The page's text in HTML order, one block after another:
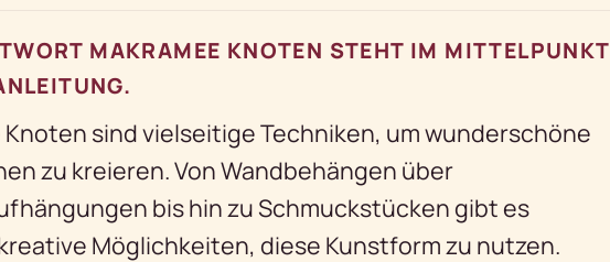
MAKRAMEE KNOTEN STEHT IM MITTELPUNKT
Knoten sind vielseitige Techniken, um wunderschöne
zu kreieren. Von Wandbehängen über
bis hin zu Schmuckstücken gibt es
Möglichkeiten, diese Kunstform zu nutzen.